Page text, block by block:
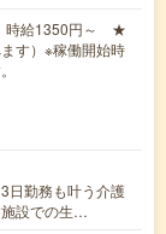
時給1350円～ ★
す）※稼働開始時
日勤務も叶う介護
施設での生…